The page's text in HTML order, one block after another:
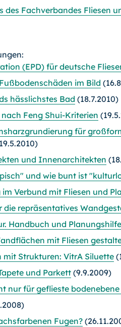
des Fachverbandes Fliesen
(EPD) für deutsche
im Bild
hässlichstes Bad (18.7.2010)
Feng Shui-Kriterien
für
und Innenarchitekten
und wie bunt ist
Verbund mit Fliesen und
die repräsentatives
Handbuch und Planungshilfe
mit Fliesen
mit Strukturen: VitrA Siluette
und Parkett (9.9.2009)
nur für geflieste
Fugen?